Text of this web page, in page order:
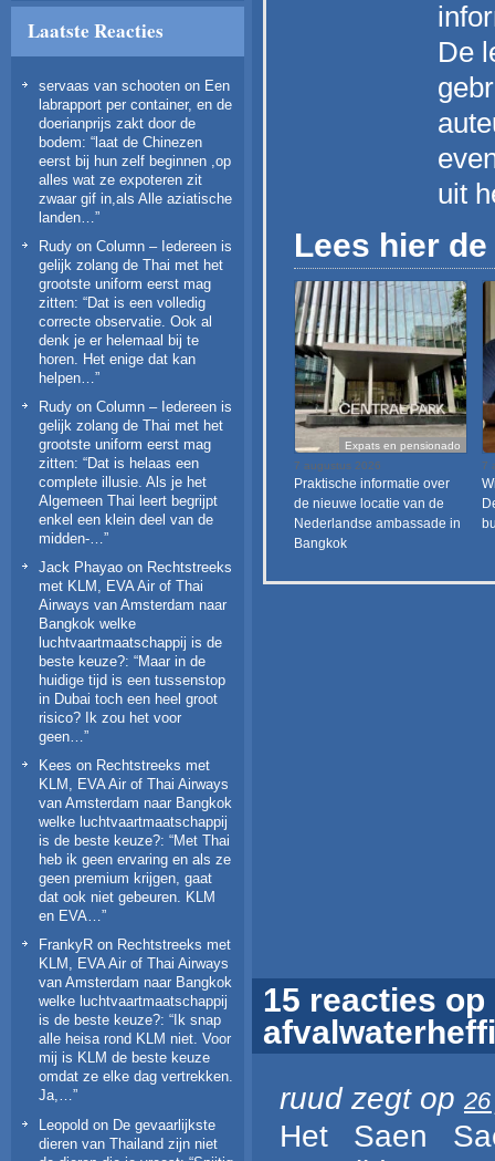
Laatste Reacties
servaas van schooten on Een
labrapport per container, en de
doerianprijs zakt door de
bodem: “ laat de Chinezen
eerst bij hun zelf beginnen ,op
alles wat ze expoteren zit
zwaar gif in,als Alle aziatische
landen…”
Rudy on Column – Iedereen is
gelijk zolang de Thai met het
grootste uniform eerst mag
zitten: “Dat is een volledig
correcte observatie. Ook al
denk je er helemaal bij te
horen. Het enige dat kan
helpen…”
Rudy on Column – Iedereen is
gelijk zolang de Thai met het
grootste uniform eerst mag
zitten: “Dat is helaas een
complete illusie. Als je het
Algemeen Thai leert begrijpt
enkel een klein deel van de
midden-…”
Jack Phayao on Rechtstreeks
met KLM, EVA Air of Thai
Airways van Amsterdam naar
Bangkok welke
luchtvaartmaatschappij is de
beste keuze?: “Maar in de
huidige tijd is een tussenstop
in Dubai toch een heel groot
risico? Ik zou het voor
geen…”
Kees on Rechtstreeks met
KLM, EVA Air of Thai Airways
van Amsterdam naar Bangkok
welke luchtvaartmaatschappij
is de beste keuze?: “Met Thai
heb ik geen ervaring en als ze
geen premium krijgen, gaat
dat ook niet gebeuren. KLM
en EVA…”
FrankyR on Rechtstreeks met
KLM, EVA Air of Thai Airways
van Amsterdam naar Bangkok
welke luchtvaartmaatschappij
is de beste keuze?: “ Ik snap
alle heisa rond KLM niet. Voor
mij is KLM de beste keuze
omdat ze elke dag vertrekken.
Ja,…”
Leopold on De gevaarlijkste
dieren van Thailand zijn niet
De
uit
Lees hier
Expats en pensionado
7 augustus 2026
Praktische informatie over
de nieuwe locatie van de
Nederlandse ambassade in
Bangkok
7
15 reacties
ruud zegt op
Het Saen